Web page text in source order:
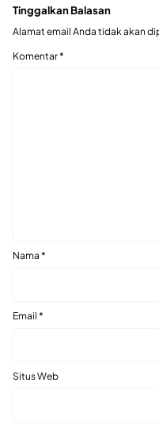
Tinggalkan Balasan
Alamat email Anda tidak akan
Komentar*
Nama *
Email *
Situs Web